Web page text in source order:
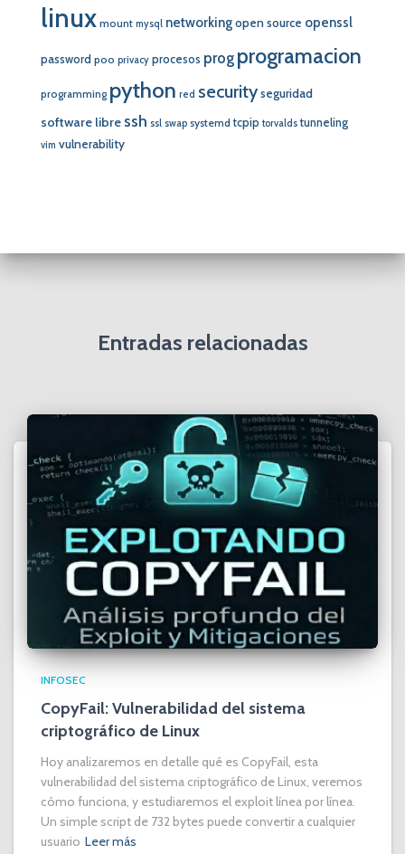
linux mount mysql networkingopen source openssl
password poo privacy procesos prog programacion
programming python red securityseguridad
software libre ssh ssl swap systemd tcpip torvalds tunneling
vim vulnerability
Entradas relacionadas
INFOSEC
CopyFail: Vulnerabilidad del sistema
criptográfico de Linux
Hoy analizaremos en detalle qué es CopyFail, esta
vulnerabilidad del sistema criptográfico de Linux, veremos
cómo funciona, y estudiaremos el exploit línea por línea.
Un simple script de 732 bytes puede convertir a cualquier
usuario Leer más